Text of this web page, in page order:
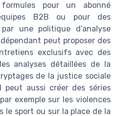
pour un abonné
B2B ou pour des
une politique d’analyse
peut proposer des
exclusifs avec des
analyses détaillées de la
de la justice sociale
aussi créer des séries
exemple sur les violences
le sport ou sur la place de la